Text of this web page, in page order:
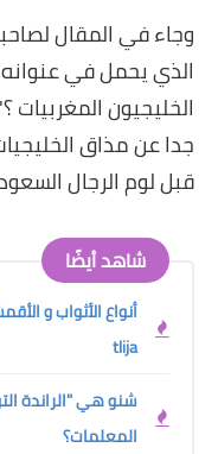
وجاء في المقال
الذي يحمل في عنوانه
الخليجيون
جدا عن مذاق
قبل لوم الرجال
شاهد أيضًا
tlija
شنو هي "الراندة
المعلمات؟